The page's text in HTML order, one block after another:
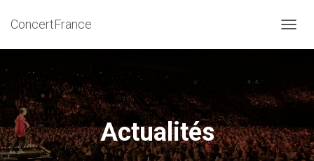
ConcertFrance
LA
Actualités